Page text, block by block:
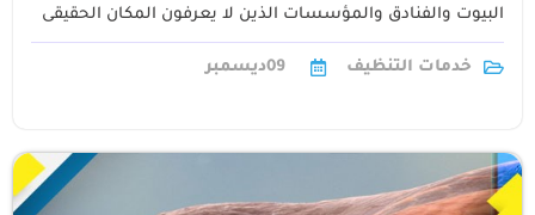
البيوت والفنادق والمؤسسات الذين لا يعرفون المكان الحقيقى
خدمات التنظيف
09ديسمبر